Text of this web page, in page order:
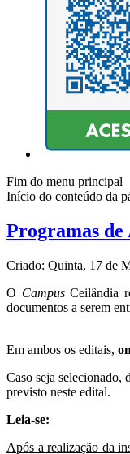
Fim do menu principal
Início do conteúdo da
Programas
Criado: Quinta, 17 de
O CampusCeilândia
documentos a serem
Em ambos os editais,
Caso seja selecionado,
previsto neste edital.
Leia-se:
Após a realização da